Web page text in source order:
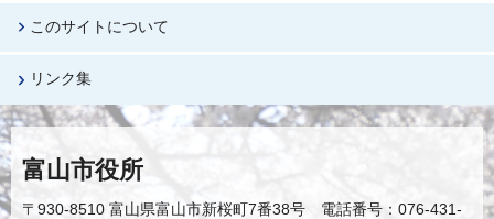
このサイトについて
リンク集
富山市役所
〒930-8510 富山県富山市新桜町7番38号 電話番号：076-431-